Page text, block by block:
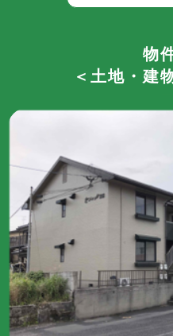
物
＜土地・建